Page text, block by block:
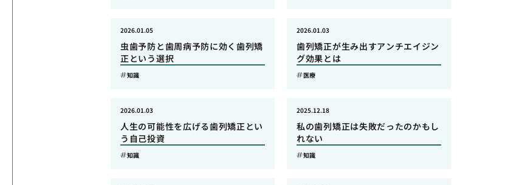
虫歯予防と歯周病予防に効く歯列矯
正という選択
2026.01.05
知識
歯列矯正が生み出すアンチエイジン
グ効果とは
2026.01.03
医療
人生の可能性を広げる歯列矯正とい
う自己投資
2026.01.03
知識
私の歯列矯正は失敗だったのかもし
れない
2025.12.18
知識